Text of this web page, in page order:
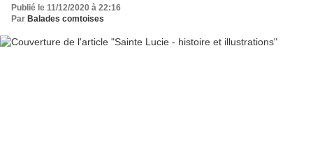
Publié le 11/12/2020 à 22:16
Par Balades comtoises